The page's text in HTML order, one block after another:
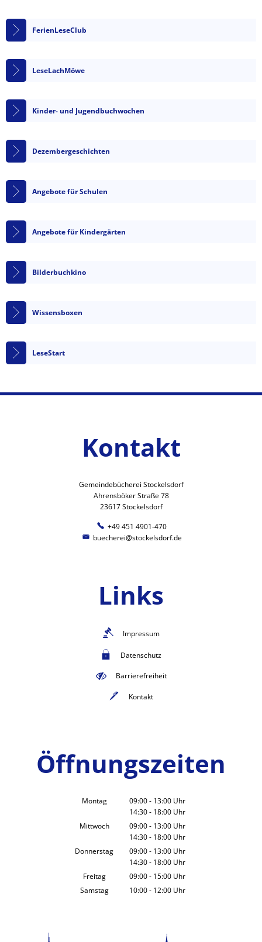
FerienLeseClub
LeseLachMöwe
Kinder- und Jugendbuchwochen
Dezembergeschichten
Angebote für Schulen
Angebote für Kindergärten
Bilderbuchkino
Wissensboxen
LeseStart
Kontakt
Gemeindebücherei Stockelsdorf
Ahrensböker Straße 78
23617 Stockelsdorf
+49 451 4901-470
buecherei@stockelsdorf.de
Links
Impressum
Datenschutz
Barrierefreiheit
Kontakt
Öffnungszeiten
Montag 09:00- 13:00 Uhr
Von 09:00 bis 13:00 Uhr
14:30- 18:00 Uhr
Von 14:30 bis 18:00 Uhr
Mittwoch 09:00- 13:00 Uhr
Von 09:00 bis 13:00 Uhr
14:30- 18:00 Uhr
Von 14:30 bis 18:00 Uhr
Donnerstag 09:00- 13:00 Uhr
Von 09:00 bis 13:00 Uhr
14:30- 18:00 Uhr
Von 14:30 bis 18:00 Uhr
Freitag 09:00- 15:00 Uhr
Von 09:00 bis 15:00 Uhr
Samstag 10:00- 12:00 Uhr